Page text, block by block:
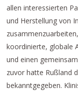
allen interessierten
und Herstellung von
koordinierte, globale
und einen
zuvor hatte Rußland
bekanntgegeben.